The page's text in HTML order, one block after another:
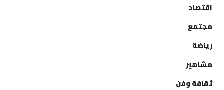
اقتصاد
مجتمع
رياضة
مشاهير
ثقافة وفن